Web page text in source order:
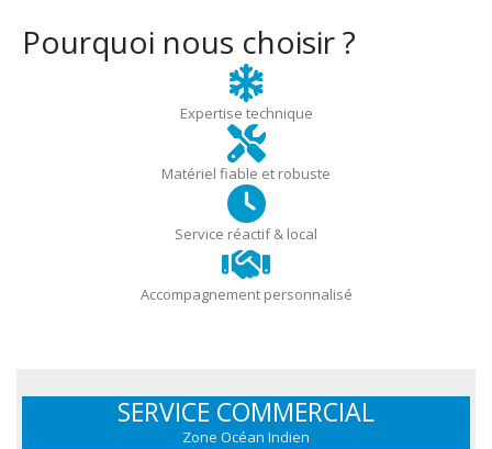
Pourquoi nous choisir ?
Expertise technique
Matériel fiable et robuste
Service réactif & local
Accompagnement personnalisé
SERVICE COMMERCIAL
Zone Océan Indien